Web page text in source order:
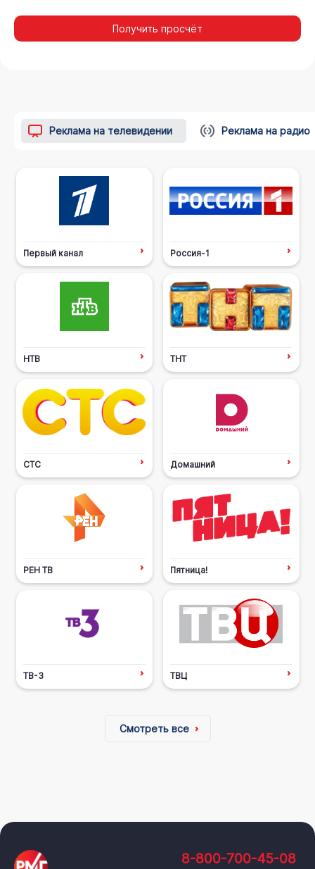
Получить просчёт
Реклама на телевидении Реклама на радио
Первый канал Россия-1
НТВ ТНТ
СТС Домашний
РЕН ТВ Пятница!
ТВ-3 ТВЦ
Смотреть все
8-800-700-45-08